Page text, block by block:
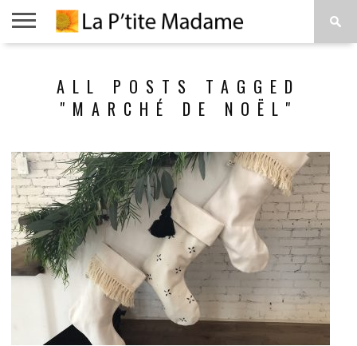
VIVRE
PROPOSALL POSTS TAGGED
"MARCHÉ DE NOËL"